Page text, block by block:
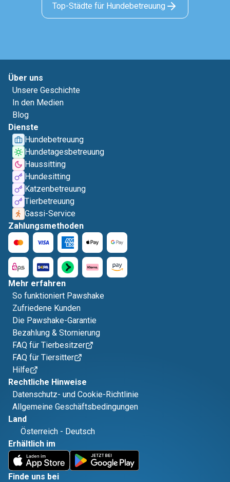
Top-Städte für Hundebetreuung
Über uns
Unsere Geschichte
In den Medien
Blog
Dienste
Hundebetreuung
Hundetagesbetreuung
Haussitting
Hundesitting
Katzenbetreuung
Tierbetreuung
Gassi-Service
Zahlungsmethoden
Mehr erfahren
So funktioniert Pawshake
Zufriedene Kunden
Die Pawshake-Garantie
Bezahlung & Stornierung
FAQ für Tierbesitzer
FAQ für Tiersitter
Hilfe
Rechtliche Hinweise
Datenschutz- und Cookie-Richtlinie
Allgemeine Geschäftsbedingungen
Land
Österreich - Deutsch
Erhältlich im
Finde uns bei